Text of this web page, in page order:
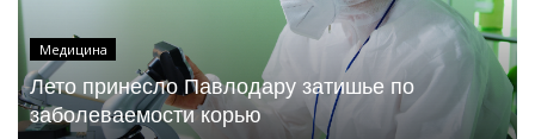
Медицина
Лето принесло Павлодару затишье по
заболеваемости корью